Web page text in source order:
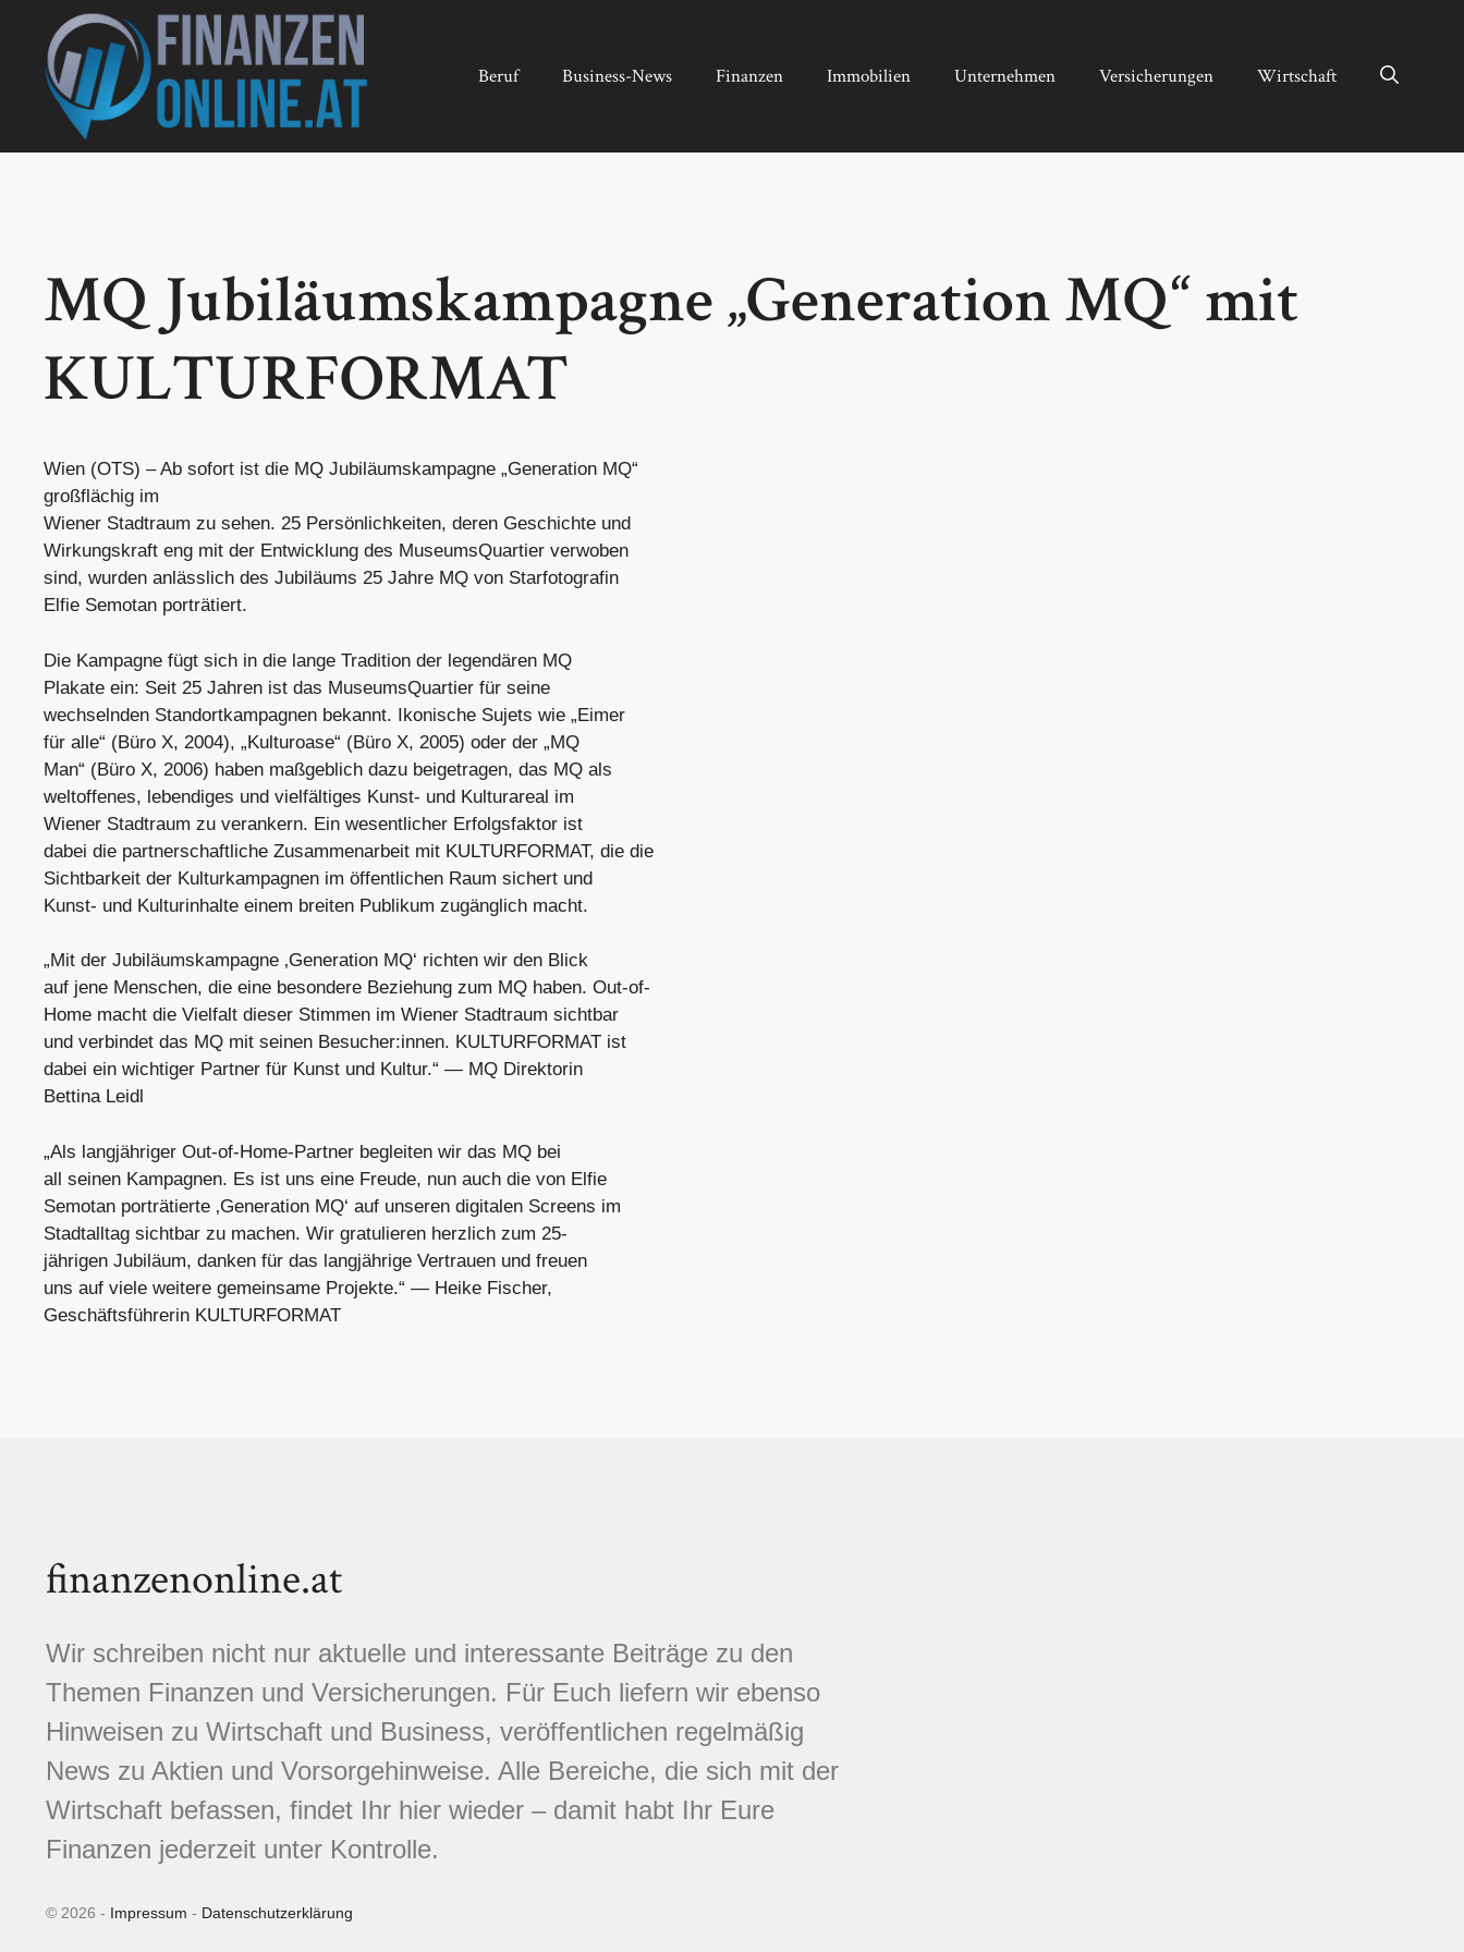
springen
Beruf Business-News Finanzen Immobilien Unternehmen Versicherungen Wirtschaft
MQ Jubiläumskampagne „Generation MQ“ mit
KULTURFORMAT
Wien (OTS) – Ab sofort ist die MQ Jubiläumskampagne „Generation MQ“
großflächig im
Wiener Stadtraum zu sehen. 25 Persönlichkeiten, deren Geschichte und
Wirkungskraft eng mit der Entwicklung des MuseumsQuartier verwoben
sind, wurden anlässlich des Jubiläums 25 Jahre MQ von Starfotografin
Elfie Semotan porträtiert.
Die Kampagne fügt sich in die lange Tradition der legendären MQ
Plakate ein: Seit 25 Jahren ist das MuseumsQuartier für seine
wechselnden Standortkampagnen bekannt. Ikonische Sujets wie „Eimer
für alle“ (Büro X, 2004), „Kulturoase“ (Büro X, 2005) oder der „MQ
Man“ (Büro X, 2006) haben maßgeblich dazu beigetragen, das MQ als
weltoffenes, lebendiges und vielfältiges Kunst- und Kulturareal im
Wiener Stadtraum zu verankern. Ein wesentlicher Erfolgsfaktor ist
dabei die partnerschaftliche Zusammenarbeit mit KULTURFORMAT, die die
Sichtbarkeit der Kulturkampagnen im öffentlichen Raum sichert und
Kunst- und Kulturinhalte einem breiten Publikum zugänglich macht.
„Mit der Jubiläumskampagne ‚Generation MQ‘ richten wir den Blick
auf jene Menschen, die eine besondere Beziehung zum MQ haben. Out-of-
Home macht die Vielfalt dieser Stimmen im Wiener Stadtraum sichtbar
und verbindet das MQ mit seinen Besucher:innen. KULTURFORMAT ist
dabei ein wichtiger Partner für Kunst und Kultur.“ — MQ Direktorin
Bettina Leidl
„Als langjähriger Out-of-Home-Partner begleiten wir das MQ bei
all seinen Kampagnen. Es ist uns eine Freude, nun auch die von Elfie
Semotan porträtierte ‚Generation MQ‘ auf unseren digitalen Screens im
Stadtalltag sichtbar zu machen. Wir gratulieren herzlich zum 25-
jährigen Jubiläum, danken für das langjährige Vertrauen und freuen
uns auf viele weitere gemeinsame Projekte.“ — Heike Fischer,
Geschäftsführerin KULTURFORMAT
finanzenonline.at
Wir schreiben nicht nur aktuelle und interessante Beiträge zu den
Themen Finanzen und Versicherungen. Für Euch liefern wir ebenso
Hinweisen zu Wirtschaft und Business, veröffentlichen regelmäßig
News zu Aktien und Vorsorgehinweise. Alle Bereiche, die sich mit der
Wirtschaft befassen, findet Ihr hier wieder – damit habt Ihr Eure
Finanzen jederzeit unter Kontrolle.
© 2026 - Impressum - Datenschutzerklärung